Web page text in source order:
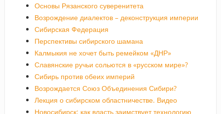
Основы Рязанского суверенитета
Возрождение диалектов – деконструкция империи
Сибирская Федерация
Перспективы сибирского шамана
Калмыкия не хочет быть ремейком «ДНР»
Славянские ручьи сольются в «русском мире»?
Сибирь против обеих империй
Возрождается Союз Объединения Сибири?
Лекция о сибирском областничестве. Видео
Новосибирск: как власть заимствует технологию